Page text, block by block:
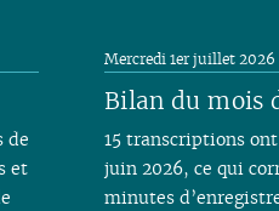
de
et
Bilan du mois
Mercredi 1er juillet 2026
15 transcriptions
juin 2026, ce qui
minutes